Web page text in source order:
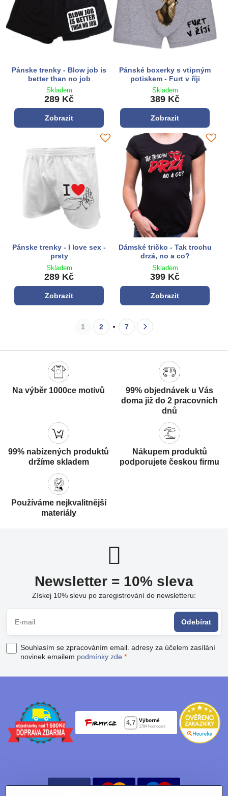
Pánske trenky - Blow job is
better than no job
Skladem
289 Kč
Zobrazit
Pánské boxerky s vtipným
potiskem - Furt v říji
Skladem
389 Kč
Zobrazit
Pánske trenky - I love sex -
prsty
Skladem
289 Kč
Zobrazit
Dámské tričko - Tak trochu
drzá, no a co?
Skladem
399 Kč
Zobrazit
1 2 7
Na výběr 1000ce motivů
99% objednávek u Vás
doma již do 2 pracovních
dnů
99% nabízených produktů
držíme skladem
Nákupem produktů
podporujete českou firmu
Používáme nejkvalitnější
materiály
Newsletter = 10% sleva
Získej 10% slevu po zaregistrování do newsletteru:
Odebírat
Souhlasím se zpracováním email. adresy za účelem zasílání
novinek emailem podmínky zde *